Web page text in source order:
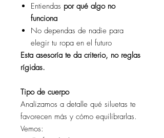
Entiendas por qué algo no
funciona
No dependas de nadie para
elegir tu ropa en el futuro
Esta asesoría te da criterio, no reglas
rígidas.
Tipo de cuerpo
Analizamos a detalle qué siluetas te
favorecen más y cómo equilibrarlas.
Vemos: